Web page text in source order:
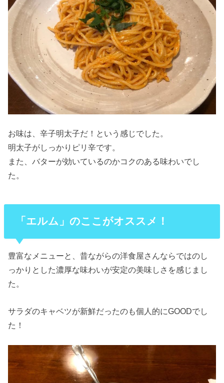
お味は、辛子明太子だ！という感じでした。
明太子がしっかりピリ辛です。
また、バターが効いているのかコクのある味わいでし
た。
「エルム」のここがオススメ！
豊富なメニューと、昔ながらの洋食屋さんならではのし
っかりとした濃厚な味わいが安定の美味しさを感じまし
た。
サラダのキャベツが新鮮だったのも個人的にGOODでし
た！